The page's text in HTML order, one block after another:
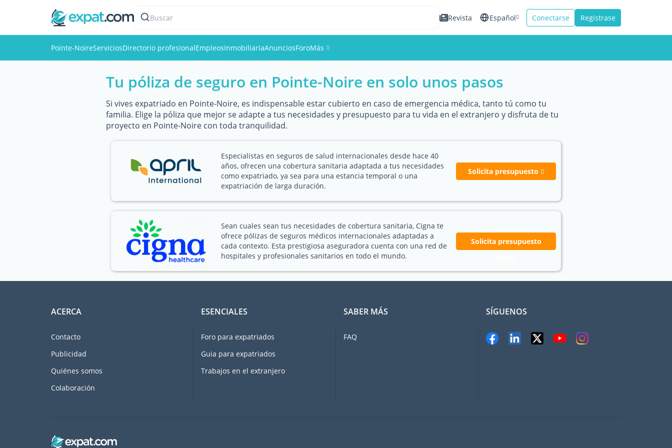
Buscar Revista Español Conectarse Registrase
Pointe-NoireServiciosDirectorio profesionalEmpleosInmobiliariaAnunciosForoMás
Eventos
Miembros
Tu póliza de seguro en Pointe-Noire en solo unos pasos
Si vives expatriado en Pointe-Noire, es indispensable estar cubierto en caso de emergencia médica, tanto tú como tu
familia. Elige la póliza que mejor se adapte a tus necesidades y presupuesto para tu vida en el extranjero y disfruta de tu
proyecto en Pointe-Noire con toda tranquilidad.
Especialistas en seguros de salud internacionales desde hace 40
años, ofrecen una cobertura sanitaria adaptada a tus necesidades
como expatriado, ya sea para una estancia temporal o una
expatriación de larga duración.
Solicita presupuesto
Sean cuales sean tus necesidades de cobertura sanitaria, Cigna te
ofrece pólizas de seguros médicos internacionales adaptadas a
cada contexto. Esta prestigiosa aseguradora cuenta con una red de
hospitales y profesionales sanitarios en todo el mundo.
Solicita presupuesto
ACERCA
Contacto
Publicidad
Quiénes somos
Colaboración
ESENCIALES
Foro para expatriados
Guia para expatriados
Trabajos en el extranjero
SABER MÁS
FAQ
SÍGUENOS